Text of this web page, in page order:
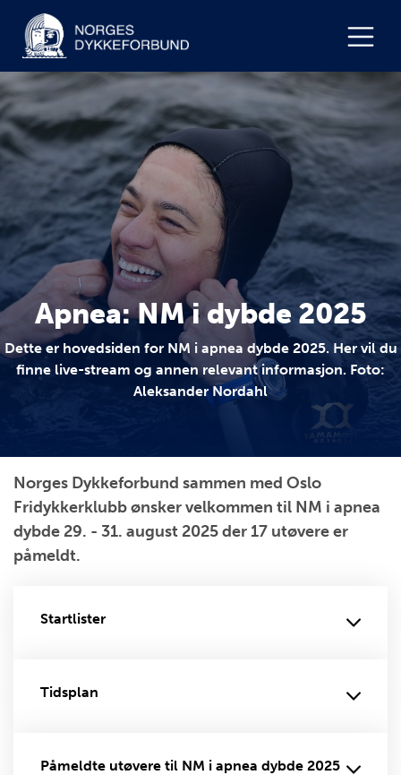
Apnea: NM i dybde 2025
Dette er hovedsiden for NM i apnea dybde 2025. Her vil du
finne live-stream og annen relevant informasjon. Foto:
Aleksander Nordahl
Norges Dykkeforbund sammen med Oslo
Fridykkerklubb ønsker velkommen til NM i apnea
dybde 29. - 31. august 2025 der 17 utøvere er
påmeldt.
Startlister
Tidsplan
Påmeldte utøvere til NM i apnea dybde 2025